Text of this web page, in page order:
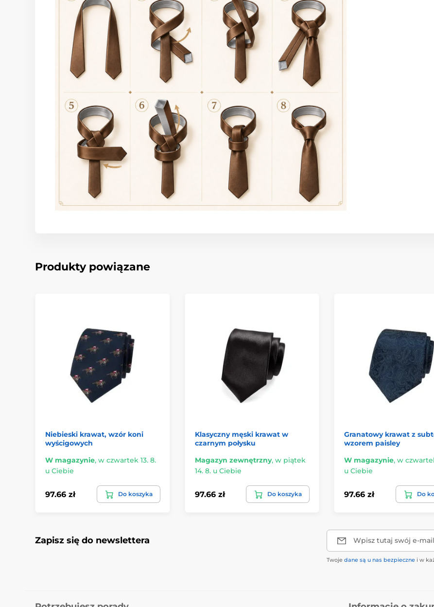
Produkty powiązane
Niebieski krawat, wzór koni
wyścigowych
W magazynie, w czwartek 13. 8.
u Ciebie
97.66 zł Do koszyka
Klasyczny męski krawat w
czarnym połysku
Magazyn zewnętrzny, w piątek
14. 8. u Ciebie
97.66 zł Do koszyka
Granatowy krawat z
wzorem paisley
W magazynie, w
u Ciebie
97.66 zł Do
Zapisz się do newslettera Wpisz tutaj swój e-mail
Twoje dane są u nas bezpieczne i w